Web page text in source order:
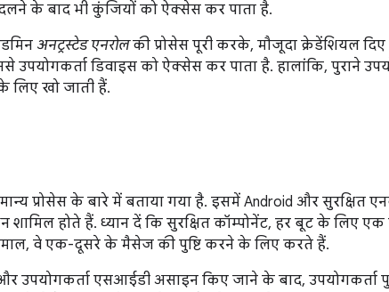
के बाद भी कुंजियों को ऐक्सेस कर पाता है.
अनट्रस्टेड एनरोलकी प्रोसेस पूरी करके, मौजूदा क्रेडेंशियल दिए
उपयोगकर्ता डिवाइस को ऐक्सेस कर पाता है. हालांकि, पुराने
लिए खो जाती हैं.
प्रोसेस के बारे में बताया गया है. इसमें Android और सुरक्षित
शामिल होते हैं. ध्यान दें कि सुरक्षित कॉम्पोनेंट, हर बूट के लिए
वे एक-दूसरे के मैसेज की पुष्टि करने के लिए करते हैं.
उपयोगकर्ता एसआईडी असाइन किए जाने के बाद, उपयोगकर्ता